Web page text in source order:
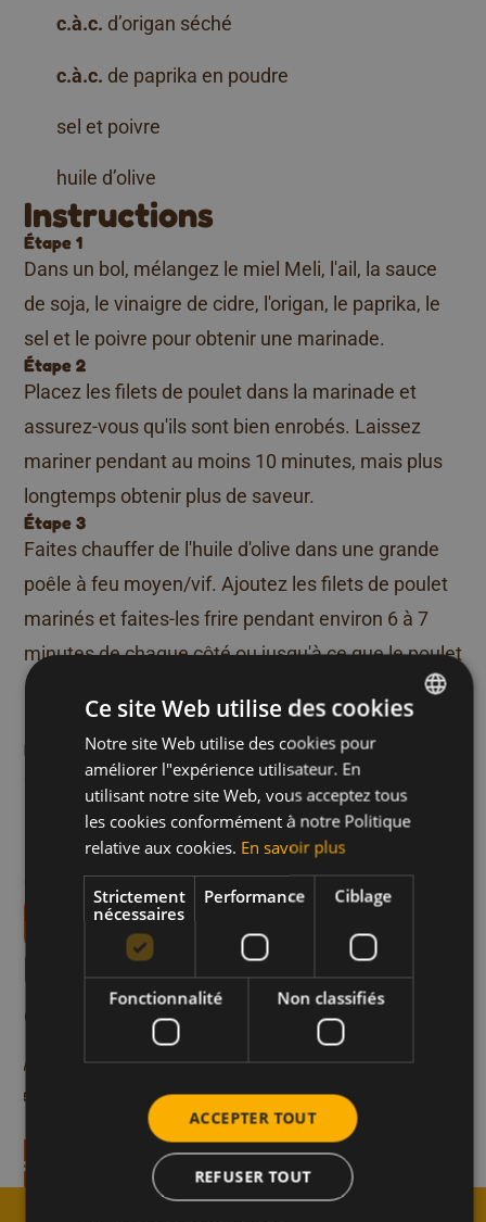
c.à.c. d’origan séché
c.à.c. de paprika en poudre
sel et poivre
huile d’olive
Instructions
Étape 1
Dans un bol, mélangez le miel Meli, l'ail, la sauce
de soja, le vinaigre de cidre, l'origan, le paprika, le
sel et le poivre pour obtenir une marinade.
Étape 2
Placez les filets de poulet dans la marinade et
assurez-vous qu'ils sont bien enrobés. Laissez
mariner pendant au moins 10 minutes, mais plus
longtemps obtenir plus de saveur.
Étape 3
Faites chauffer de l'huile d'olive dans une grande
poêle à feu moyen/vif. Ajoutez les filets de poulet
marinés et faites-les frire pendant environ 6 à 7
minutes de chaque côté ou jusqu'à ce que le poulet
soit complètement cuit et qu'il ait une belle croûte
Étape 4
Servez le poulet chaud. Vous pouvez servir le
poulet avec une simple salade, du riz ou des
légumes cuits à la vapeur pour avoir un plat
complet.
Téléchargez nos livrets de recettes
Plus de recettes comme
celle-ci
au miel
en 45 min.
Végétarien
Potiron au miel et
four
Temps de préparation en 45
Découvrez la recette
Déjeuner et Dîner Végétarien
ENGLISH
Ce site Web utilise des cookies
Notre site Web utilise des cookies pour
améliorer l"expérience utilisateur. En
utilisant notre site Web, vous acceptez tous
les cookies conformément à notre Politique
relative aux cookies. En savoir plus
Strictement
nécessaires
Performance Ciblage
Fonctionnalité Non classifiés
ACCEPTER TOUT
REFUSER TOUT